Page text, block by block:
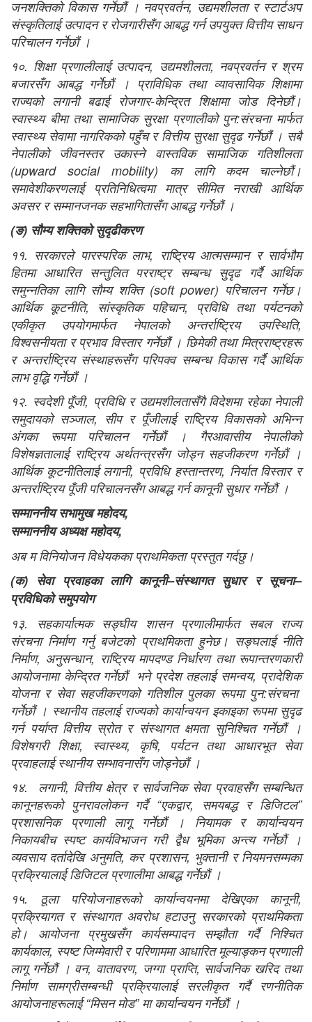
जनशक्तिको विकास गर्नेछौं । नवप्रवर्तन, उद्यमशीलता र स्टार्टअप
संस्कृतिलाई उत्पादन र रोजगारीसँग आबद्ध गर्न उपयुक्त वित्तीय साधन
परिचालन गर्नेछौं ।
१०. शिक्षा प्रणालीलाई उत्पादन, उद्यमशीलता, नवप्रवर्तन र श्रम
बजारसँग आबद्ध गर्नेछौं । प्राविधिक तथा व्यावसायिक शिक्षामा
राज्यको लगानी बढाई रोजगार-केन्द्रित शिक्षामा जोड दिनेछौं।
स्वास्थ्य बीमा तथा सामाजिक सुरक्षा प्रणालीको पुन:संरचना मार्फत
स्वास्थ्य सेवामा नागरिकको पहुँच र वित्तीय सुरक्षा सुदृढ गर्नेछौं । सबै
नेपालीको जीवनस्तर उकास्ने वास्तविक सामाजिक गतिशीलता
(upward social mobility) का लागि कदम चाल्नेछौं।
समावेशीकरणलाई प्रतिनिधित्वमा मात्र सीमित नराखी आर्थिक
अवसर र सम्मानजनक सहभागितासँग आबद्ध गर्नेछौं ।
(ङ) सौम्य शक्तिको सुदृढीकरण
११. सरकारले पारस्परिक लाभ, राष्ट्रिय आत्मसम्मान र सार्वभौम
हितमा आधारित सन्तुलित परराष्ट्र सम्बन्ध सुदृढ गर्दै आर्थिक
समुन्नतिका लागि सौम्य शक्ति (soft power) परिचालन गर्नेछ।
आर्थिक कूटनीति, सांस्कृतिक पहिचान, प्रविधि तथा पर्यटनको
एकीकृत उपयोगमार्फत नेपालको अन्तर्राष्ट्रिय उपस्थिति,
विश्वसनीयता र प्रभाव विस्तार गर्नेछौं । छिमेकी तथा मित्रराष्ट्रहरू
र अन्तर्राष्ट्रिय संस्थाहरूसँग परिपक्व सम्बन्ध विकास गर्दै आर्थिक
लाभ वृद्धि गर्नेछौं ।
१२. स्वदेशी पूँजी, प्रविधि र उद्यमशीलतासँगै विदेशमा रहेका नेपाली
समुदायको सञ्जाल, सीप र पूँजीलाई राष्ट्रिय विकासको अभिन्न
अंगका रूपमा परिचालन गर्नेछौं । गैरआवासीय नेपालीको
विशेषज्ञतालाई राष्ट्रिय अर्थतन्त्रसँग जोड्न सहजीकरण गर्नेछौं ।
आर्थिक कूटनीतिलाई लगानी, प्रविधि हस्तान्तरण, निर्यात विस्तार र
अन्तर्राष्ट्रिय पूँजी परिचालनसँग आबद्ध गर्न कानूनी सुधार गर्नेछौं ।
सम्माननीय सभामुख महोदय,
सम्माननीय अध्यक्ष महोदय,
अब म विनियोजन विधेयकका प्राथमिकता प्रस्तुत गर्दछु।
(क) सेवा प्रवाहका लागि कानूनी–संस्थागत सुधार र सूचना–
प्रविधिको समुपयोग
१३. सहकार्यात्मक सङ्घीय शासन प्रणालीमार्फत सबल राज्य
संरचना निर्माण गर्नु बजेटको प्राथमिकता हुनेछ। सङ्घलाई नीति
निर्माण, अनुसन्धान, राष्ट्रिय मापदण्ड निर्धारण तथा रूपान्तरणकारी
आयोजनामा केन्द्रित गर्नेछौं भने प्रदेश तहलाई समन्वय, प्रादेशिक
योजना र सेवा सहजीकरणको गतिशील पुलका रूपमा पुन:संरचना
गर्नेछौं । स्थानीय तहलाई राज्यको कार्यान्वयन इकाइका रूपमा सुदृढ
गर्न पर्याप्त वित्तीय स्रोत र संस्थागत क्षमता सुनिश्चित गर्नेछौं ।
विशेषगरी शिक्षा, स्वास्थ्य, कृषि, पर्यटन तथा आधारभूत सेवा
प्रवाहलाई स्थानीय सम्भावनासँग जोड्नेछौं ।
१४. लगानी, वित्तीय क्षेत्र र सार्वजनिक सेवा प्रवाहसँग सम्बन्धित
कानूनहरूको पुनरावलोकन गर्दै “एकद्वार, समयबद्ध र डिजिटल”
प्रशासनिक प्रणाली लागू गर्नेछौं । नियामक र कार्यान्वयन
निकायबीच स्पष्ट कार्यविभाजन गरी द्वैध भूमिका अन्त्य गर्नेछौं ।
व्यवसाय दर्तादेखि अनुमति, कर प्रशासन, भुक्तानी र नियमनसम्मका
प्रक्रियालाई डिजिटल प्रणालीमा आबद्ध गर्नेछौं ।
१५. ठूला परियोजनाहरूको कार्यान्वयनमा देखिएका कानूनी,
प्रक्रियागत र संस्थागत अवरोध हटाउनु सरकारको प्राथमिकता
हो। आयोजना प्रमुखसँग कार्यसम्पादन सम्झौता गर्दै निश्चित
कार्यकाल, स्पष्ट जिम्मेवारी र परिणाममा आधारित मूल्याङ्कन प्रणाली
लागू गर्नेछौं । वन, वातावरण, जग्गा प्राप्ति, सार्वजनिक खरिद तथा
निर्माण सामग्रीसम्बन्धी प्रक्रियालाई सरलीकृत गर्दै रणनीतिक
आयोजनाहरूलाई “मिसन मोड” मा कार्यान्वयन गर्नेछौं ।